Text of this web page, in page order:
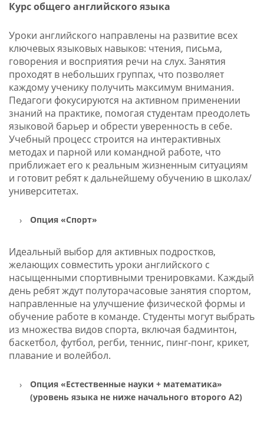
Курс общего английского языка
Уроки английского направлены на развитие всех
ключевых языковых навыков: чтения, письма,
говорения и восприятия речи на слух. Занятия
проходят в небольших группах, что позволяет
каждому ученику получить максимум внимания.
Педагоги фокусируются на активном применении
знаний на практике, помогая студентам преодолеть
языковой барьер и обрести уверенность в себе.
Учебный процесс строится на интерактивных
методах и парной или командной работе, что
приближает его к реальным жизненным ситуациям
и готовит ребят к дальнейшему обучению в школах/
университетах.
Опция «Спорт»
Идеальный выбор для активных подростков,
желающих совместить уроки английского с
насыщенными спортивными тренировками. Каждый
день ребят ждут полуторачасовые занятия спортом,
направленные на улучшение физической формы и
обучение работе в команде. Студенты могут выбрать
из множества видов спорта, включая бадминтон,
баскетбол, футбол, регби, теннис, пинг-понг, крикет,
плавание и волейбол.
Опция «Естественные науки + математика»
(уровень языка не ниже начального второго A2)